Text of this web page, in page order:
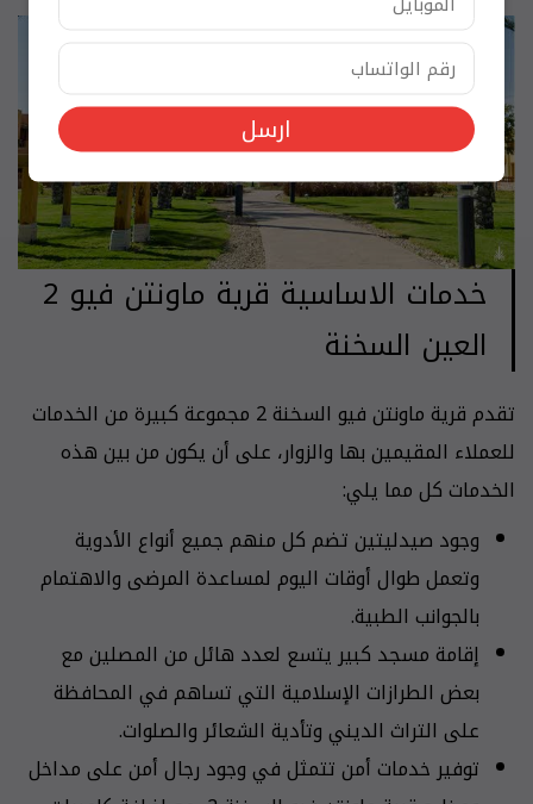
خدمات الاساسية قرية ماونتن فيو 2
العين السخنة
تقدم قرية ماونتن فيو السخنة 2 مجموعة كبيرة من الخدمات
للعملاء المقيمين بها والزوار، على أن يكون من بين هذه
الخدمات كل مما يلي:
وجود صيدليتين تضم كل منهم جميع أنواع الأدوية
وتعمل طوال أوقات اليوم لمساعدة المرضى والاهتمام
بالجوانب الطبية.
إقامة مسجد كبير يتسع لعدد هائل من المصلين مع
بعض الطرازات الإسلامية التي تساهم في المحافظة
على التراث الديني وتأدية الشعائر والصلوات.
توفير خدمات أمن تتمثل في وجود رجال أمن على مداخل
ارسل